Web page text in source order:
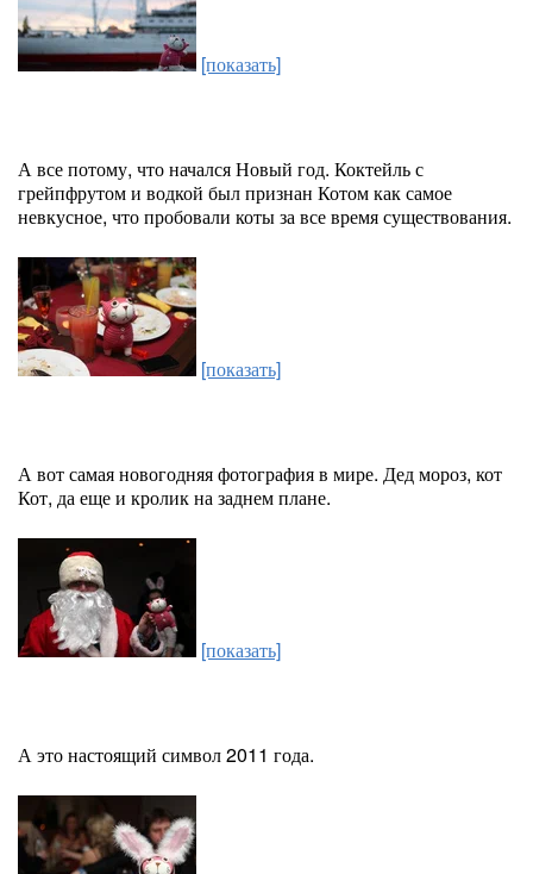
[показать]
А все потому, что начался Новый год. Коктейль с
грейпфрутом и водкой был признан Котом как самое
невкусное, что пробовали коты за все время существования.
[показать]
А вот самая новогодняя фотография в мире. Дед мороз, кот
Кот, да еще и кролик на заднем плане.
[показать]
А это настоящий символ 2011 года.